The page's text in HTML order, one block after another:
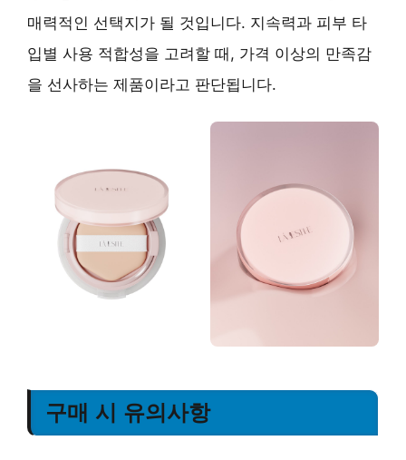
매력적인 선택지가 될 것입니다. 지속력과 피부 타
입별 사용 적합성을 고려할 때, 가격 이상의 만족감
을 선사하는 제품이라고 판단됩니다.
구매 시 유의사항